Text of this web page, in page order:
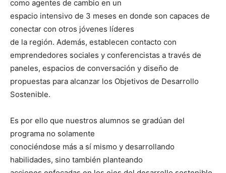
como agentes de cambio en un
espacio intensivo de 3 meses en donde son capaces de
conectar con otros jóvenes líderes
de la región. Además, establecen contacto con
emprendedores sociales y conferencistas a través de
paneles, espacios de conversación y diseño de
propuestas para alcanzar los Objetivos de Desarrollo
Sostenible.
Es por ello que nuestros alumnos se gradúan del
programa no solamente
conociéndose más a sí mismo y desarrollando
habilidades, sino también planteando